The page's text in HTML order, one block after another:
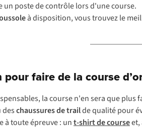
un poste de contrôle lors d'une course.
à disposition, vous trouvez le
faire de la course
la course n'en sera que plus
deschaussures de trailde qualité pour
à toute épreuve : unt-shirt de courseet,